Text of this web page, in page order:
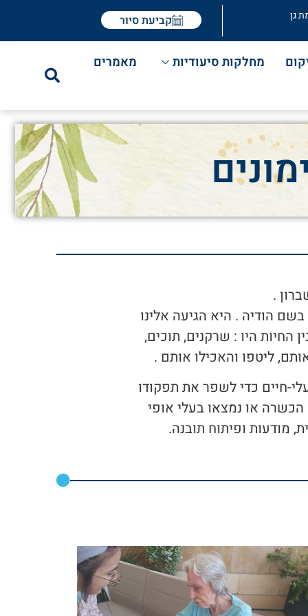
גן קביעת סיור
מחלקות סיעודיות מאמרים
הודיה . היא הגיעה אלינו
החיות היו : שרקנים, תוכים,
ליטפו והאכילו אותם .
חיים כדי לשפר את תפקודו
הכשרה או נמצאו בעלי אופי
מודעות ופיתוח תובנה.